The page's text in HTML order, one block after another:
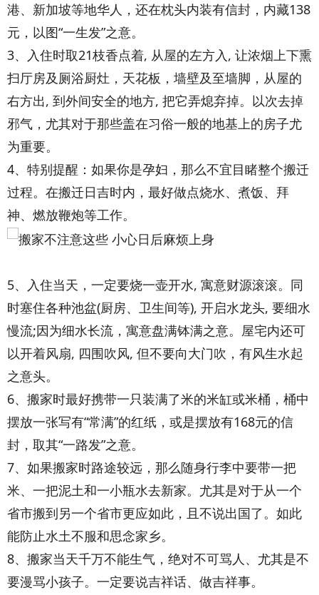
港、新加坡等地华人，还在枕头内装有信封，内藏138
元，以图“一生发”之意。
3、入住时取21枝香点着, 从屋的左方入, 让浓烟上下熏
扫厅房及厕浴厨灶，天花板，墙壁及至墙脚，从屋的
右方出, 到外间安全的地方, 把它弄熄弃掉。以次去掉
邪气，尤其对于那些盖在习俗一般的地基上的房子尤
为重要。
4、特别提醒：如果你是孕妇，那么不宜目睹整个搬迁
过程。在搬迁日吉时内，最好做点烧水、煮饭、拜
神、燃放鞭炮等工作。
5、入住当天，一定要烧一壶开水, 寓意财源滚滚。同
时塞住各种池盆(厨房、卫生间等), 开启水龙头, 要细水
慢流;因为细水长流，寓意盘满钵满之意。屋宅内还可
以开着风扇, 四围吹风, 但不要向大门吹，有风生水起
之意头。
6、搬家时最好携带一只装满了米的米缸或米桶，桶中
摆放一张写有“常满”的红纸，或是摆放有168元的信
封，取其“一路发”之意。
7、如果搬家时路途较远，那么随身行李中要带一把
米、一把泥土和一小瓶水去新家。尤其是对于从一个
省市搬到另一个省市更应如此，且不说出国了。如此
能防止水土不服和思念家乡。
8、搬家当天千万不能生气，绝对不可骂人、尤其是不
要漫骂小孩子。一定要说吉祥话、做吉祥事。